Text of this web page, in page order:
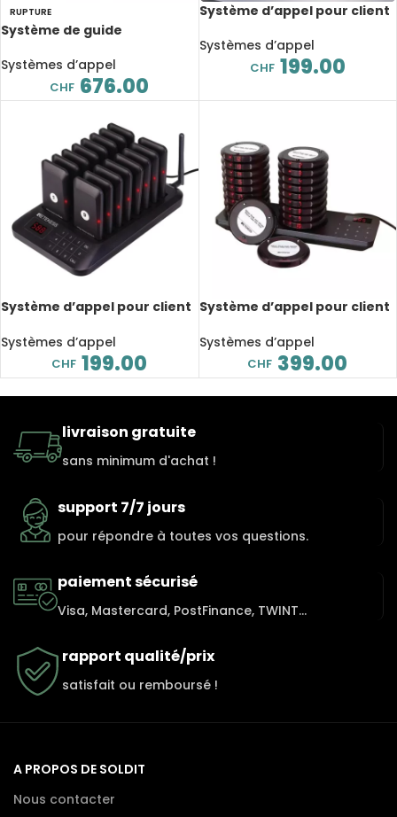
RUPTURE
Système de guide
émetteur, 15 récepteurs, 99
Systèmes d’appel
CHF 676.00
Système d’appel pour client
Coasters, 10 pièces
Systèmes d’appel
CHF 199.00
Système d’appel pour client
Coasters, 16 pièces
Systèmes d’appel
CHF 199.00
Système d’appel pour client
Coasters, 20 pièces
Systèmes d’appel
CHF 399.00
livraison gratuite
sans minimum d'achat !
support 7/7 jours
pour répondre à toutes vos questions.
paiement sécurisé
Visa, Mastercard, PostFinance, TWINT...
rapport qualité/prix
satisfait ou remboursé !
A PROPOS DE SOLDIT
Nous contacter